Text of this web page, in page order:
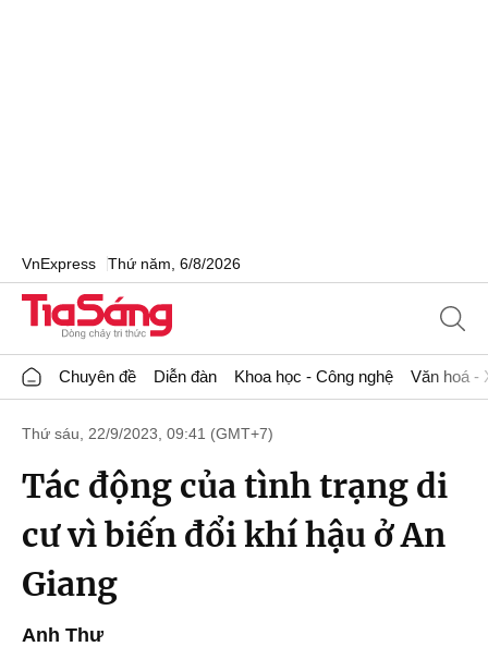
VnExpress Thứ năm, 6/8/2026
Chuyên đề Diễn đàn Khoa học - Công nghệ Văn hoá -
Thứ sáu, 22/9/2023, 09:41 (GMT+7)
Tác động của tình trạng di
cư vì biến đổi khí hậu ở An
Giang
Anh Thư